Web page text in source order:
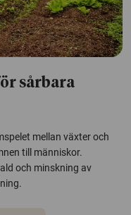
sårbara
mellan växter och
till människor.
och minskning av